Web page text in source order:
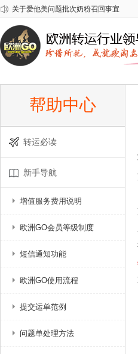
关于爱他美问题批次奶粉召回事宜
关于雀巢至尊问题奶粉召回事宜
帮助中心
转运必读
新手导航
增值服务费用说明
欧洲GO会员等级制度
短信通知功能
欧洲GO使用流程
提交运单范例
问题单处理方法